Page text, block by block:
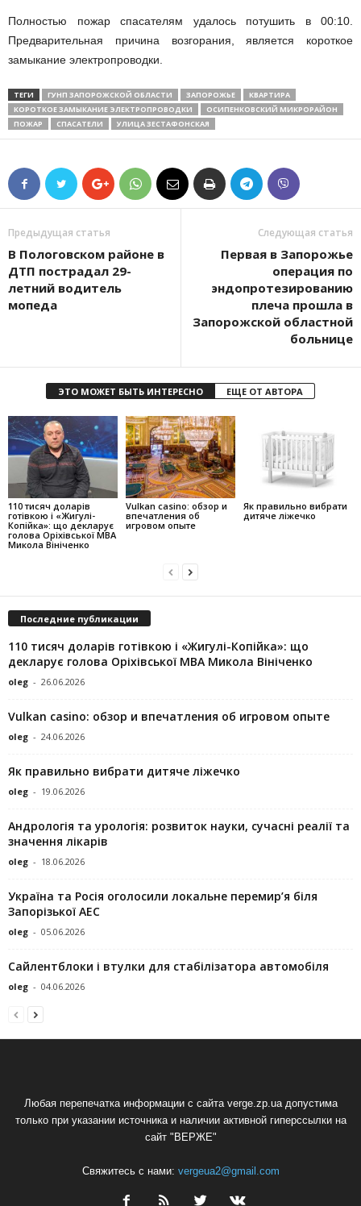
Полностью пожар спасателям удалось потушить в 00:10.
Предварительная причина возгорания, является короткое
замыкание электропроводки.
ТЕГИ ГУНП ЗАПОРОЖСКОЙ ОБЛАСТИ ЗАПОРОЖЬЕ
КВАРТИРА
КОРОТКОЕ ЗАМЫКАНИЕ ЭЛЕКТРОПРОВОДКИ
ОСИПЕНКОВСКИЙ МИКРОРАЙОН
ПОЖАР
СПАСАТЕЛИ УЛИЦА ЗЕСТАФОНСКАЯ
Предыдущая статья
В Пологовском районе в
ДТП пострадал 29-
летний водитель
мопеда
Следующая статья
Первая в Запорожье
операция по
эндопротезированию
плеча прошла в
Запорожской областной
больнице
ЭТО МОЖЕТ БЫТЬ ИНТЕРЕСНО ЕЩЕ ОТ АВТОРА
110 тисяч доларів
готівкою і «Жигулі-
Копійка»: що декларує
голова Оріхівської МВА
Микола Вініченко
Vulkan casino: обзор и
впечатления об
игровом опыте
Як правильно вибрати
дитяче ліжечко
Последние публикации
110 тисяч доларів готівкою і «Жигулі-Копійка»: що
декларує голова Оріхівської МВА Микола Вініченко
oleg - 26.06.2026
Vulkan casino: обзор и впечатления об игровом опыте
oleg - 24.06.2026
Як правильно вибрати дитяче ліжечко
oleg - 19.06.2026
Андрологія та урологія: розвиток науки, сучасні реалії та
значення лікарів
oleg - 18.06.2026
Україна та Росія оголосили локальне перемир’я біля
Запорізької АЕС
oleg - 05.06.2026
Сайлентблоки і втулки для стабілізатора автомобіля
oleg - 04.06.2026
Любая перепечатка информации с сайта verge.zp.ua допустима
только при указании источника и наличии активной гиперссылки на
сайт "ВЕРЖЕ"
Свяжитесь с нами: vergeua2@gmail.com